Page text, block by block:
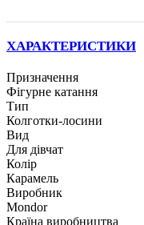
ХАРАКТЕРИСТИКИ
Призначення
Фігурне катання
Тип
Колготки-лосини
Вид
Для дівчат
Колір
Карамель
Виробник
Mondor
Країна виробництва